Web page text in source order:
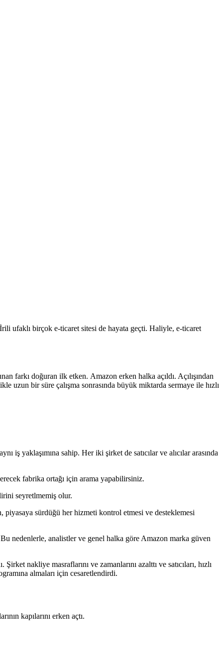
ufaklı birçok e-ticaret sitesi de hayata geçti. Haliyle, e-ticaret
farkı doğuran ilk etken. Amazon erken halka açıldı. Açılışından
uzun bir süre çalışma sonrasında büyük miktarda sermaye ile hızlı
yaklaşımına sahip. Her iki şirket de satıcılar ve alıcılar arasında
fabrika ortağı için arama yapabilirsiniz.
seyretlmemiş olur.
piyasaya sürdüğü her hizmeti kontrol etmesi ve desteklemesi
nedenlerle, analistler ve genel halka göre Amazon marka güven
nakliye masraflarını ve zamanlarını azalttı ve satıcıları, hızlı
almaları için cesaretlendirdi.
kapılarını erken açtı.